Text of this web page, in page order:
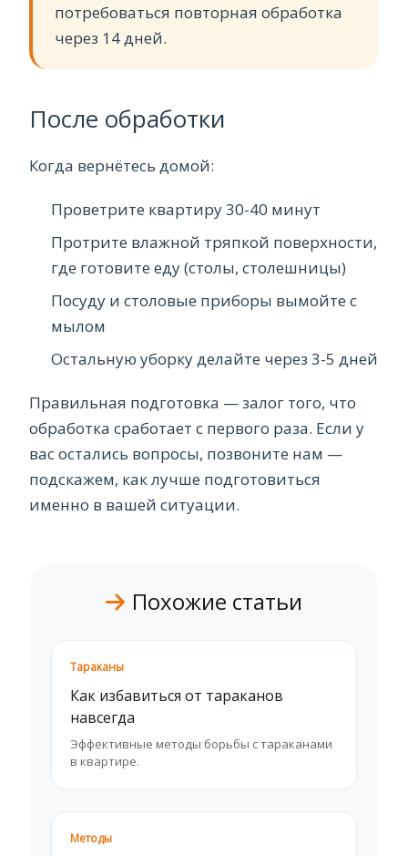
потребоваться повторная обработка
через 14 дней.
После обработки
Когда вернётесь домой:
Проветрите квартиру 30-40 минут
Протрите влажной тряпкой поверхности,
где готовите еду (столы, столешницы)
Посуду и столовые приборы вымойте с
мылом
Остальную уборку делайте через 3-5 дней
Правильная подготовка — залог того, что
обработка сработает с первого раза. Если у
вас остались вопросы, позвоните нам —
подскажем, как лучше подготовиться
именно в вашей ситуации.
Похожие статьи
Тараканы
Как избавиться от тараканов
навсегда
Эффективные методы борьбы с тараканами
в квартире.
Методы